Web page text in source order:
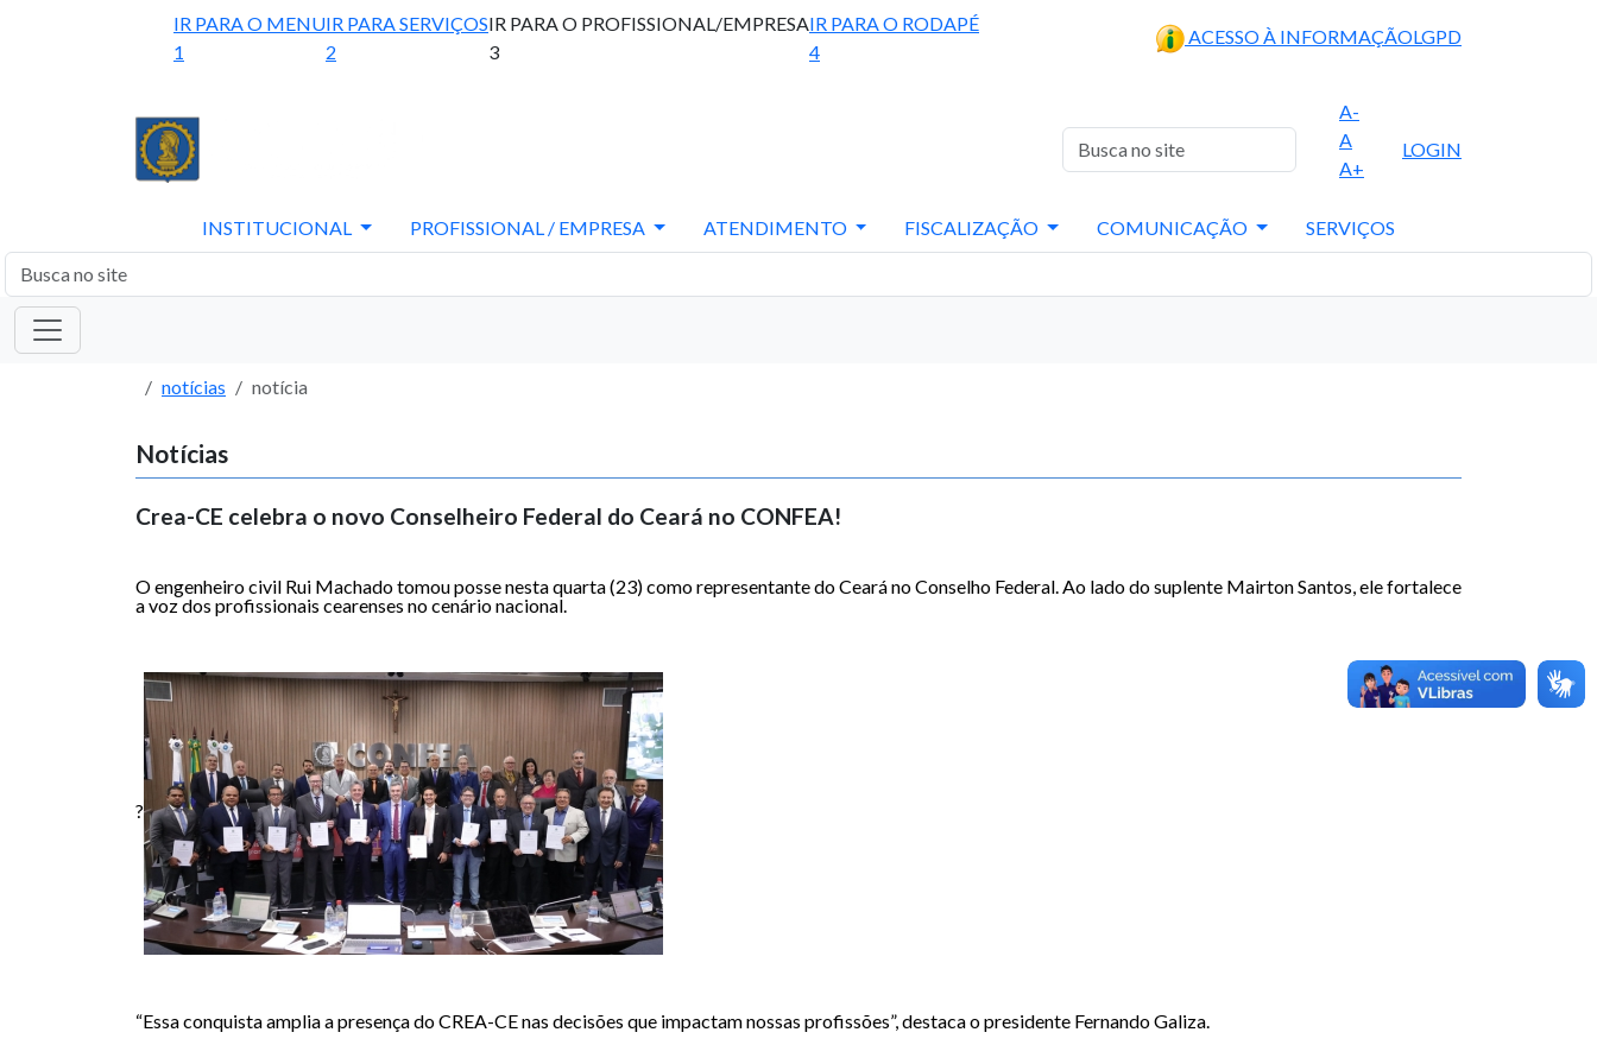
IR PARA O MENU
1
IR PARA SERVIÇOS
2
IR PARA O PROFISSIONAL/EMPRESA
3
IR PARA O RODAPÉ
4
ACESSO À INFORMAÇÃOLGPD
A-
A
A+
LOGIN
INSTITUCIONAL PROFISSIONAL / EMPRESA ATENDIMENTO FISCALIZAÇÃO COMUNICAÇÃO SERVIÇOS
notícias notícia
Notícias
Crea-CE celebra o novo Conselheiro Federal do Ceará no CONFEA!
O engenheiro civil Rui Machado tomou posse nesta quarta (23) como representante do Ceará no Conselho Federal. Ao lado do suplente Mairton Santos, ele fortalece
a voz dos profissionais cearenses no cenário nacional.
?
“Essa conquista amplia a presença do CREA-CE nas decisões que impactam nossas profissões”, destaca o presidente Fernando Galiza.